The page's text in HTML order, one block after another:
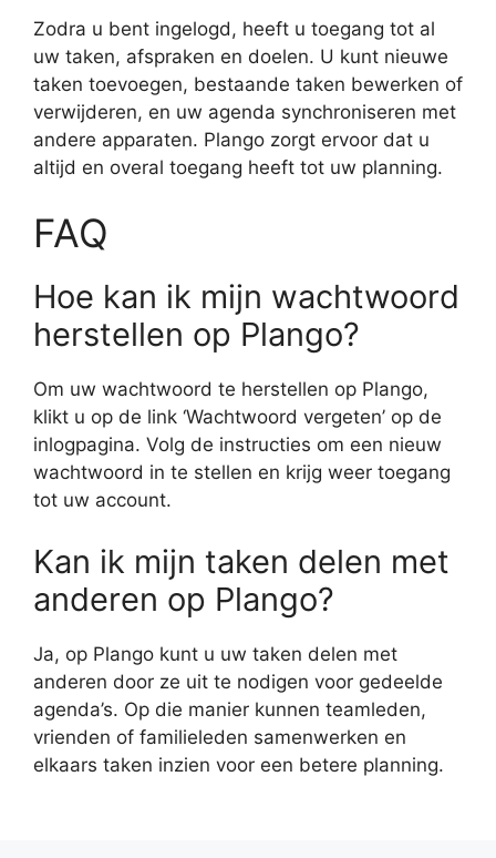
Zodra u bent ingelogd, heeft u toegang tot al
uw taken, afspraken en doelen. U kunt nieuwe
taken toevoegen, bestaande taken bewerken of
verwijderen, en uw agenda synchroniseren met
andere apparaten. Plango zorgt ervoor dat u
altijd en overal toegang heeft tot uw planning.
FAQ
Hoe kan ik mijn wachtwoord
herstellen op Plango?
Om uw wachtwoord te herstellen op Plango,
klikt u op de link ‘Wachtwoord vergeten’ op de
inlogpagina. Volg de instructies om een nieuw
wachtwoord in te stellen en krijg weer toegang
tot uw account.
Kan ik mijn taken delen met
anderen op Plango?
Ja, op Plango kunt u uw taken delen met
anderen door ze uit te nodigen voor gedeelde
agenda’s. Op die manier kunnen teamleden,
vrienden of familieleden samenwerken en
elkaars taken inzien voor een betere planning.